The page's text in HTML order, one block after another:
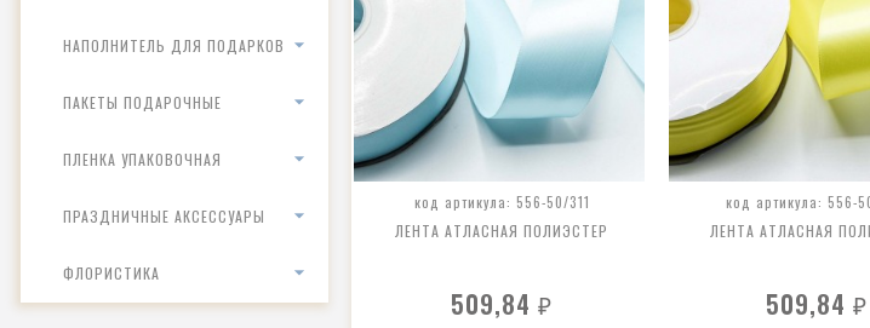
НАПОЛНИТЕЛЬ ДЛЯ ПОДАРКОВ
ПАКЕТЫ ПОДАРОЧНЫЕ
ПЛЕНКА УПАКОВОЧНАЯ
ПРАЗДНИЧНЫЕ АКСЕССУАРЫ
ФЛОРИСТИКА
код артикула: 556-50/311
ЛЕНТА АТЛАСНАЯ ПОЛИЭСТЕР
509,84₽
код артикула: 556-
ЛЕНТА АТЛАСНАЯ
509,84 ₽